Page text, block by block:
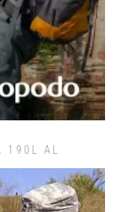
190L AL